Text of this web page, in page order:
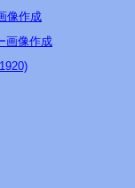
像作成
画像作成